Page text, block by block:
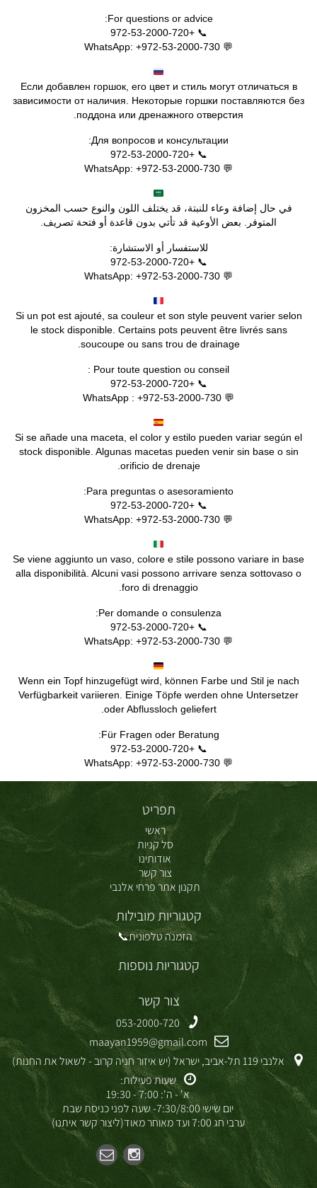
For questions or advice:
📞 +972-53-2000-720
💬 WhatsApp: +972-53-2000-730
Если добавлен горшок, его цвет и стиль могут отличаться в
зависимости от наличия. Некоторые горшки поставляются без
поддона или дренажного отверстия.
Для вопросов и консультации:
📞 +972-53-2000-720
💬 WhatsApp: +972-53-2000-730
في حال إضافة وعاء للنبتة، قد يختلف اللون والنوع حسب المخزون
المتوفر. بعض الأوعية قد تأتي بدون قاعدة أو فتحة تصريف.
للاستفسار أو الاستشارة:
📞 +972-53-2000-720
💬 WhatsApp: +972-53-2000-730
Si un pot est ajouté, sa couleur et son style peuvent varier selon
le stock disponible. Certains pots peuvent être livrés sans
soucoupe ou sans trou de drainage.
Pour toute question ou conseil :
📞 +972-53-2000-720
💬 WhatsApp : +972-53-2000-730
Si se añade una maceta, el color y estilo pueden variar según el
stock disponible. Algunas macetas pueden venir sin base o sin
orificio de drenaje.
Para preguntas o asesoramiento:
📞 +972-53-2000-720
💬 WhatsApp: +972-53-2000-730
Se viene aggiunto un vaso, colore e stile possono variare in base
alla disponibilità. Alcuni vasi possono arrivare senza sottovaso o
foro di drenaggio.
Per domande o consulenza:
📞 +972-53-2000-720
💬 WhatsApp: +972-53-2000-730
Wenn ein Topf hinzugefügt wird, können Farbe und Stil je nach
Verfügbarkeit variieren. Einige Töpfe werden ohne Untersetzer
oder Abflussloch geliefert.
Für Fragen oder Beratung:
📞 +972-53-2000-720
💬 WhatsApp: +972-53-2000-730
תפריט
ראשי
סל קניות
אודותינו
צור קשר
תקנון אתר פרחי אלנבי
קטגוריות מובילות
הזמנה טלפונית📞
קטגוריות נוספות
צור קשר
053-2000-720
maayan1959@gmail.com
אלנבי 119 תל-אביב, ישראל (יש איזור חניה קרוב - לשאול את החנות)
שעות פעילות:
א' - ה': 7:00 - 19:30
יום שישי 7:30/8:00- שעה לפני כניסת שבת
ערבי חג 7:00 ועד מאוחר מאוד(ליצור קשר איתנו)